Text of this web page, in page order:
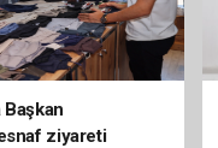
ziyareti